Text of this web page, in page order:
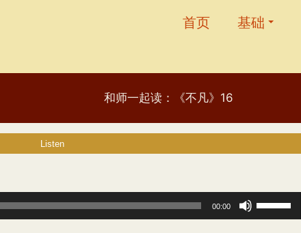
首页 基础
和师一起读：《不凡》16
00:00
使